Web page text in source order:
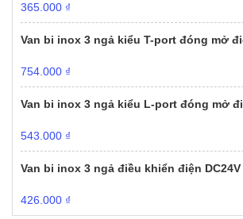
365.000 ₫
Van bi inox 3 ngả kiểu T-port đóng mở
754.000 ₫
Van bi inox 3 ngả kiểu L-port đóng mở
543.000 ₫
Van bi inox 3 ngả điều khiển điện
426.000 ₫